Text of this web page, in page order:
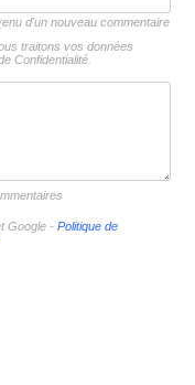
d'un nouveau commentaire
traitons vos données
Confidentialité.
Google - Politique de